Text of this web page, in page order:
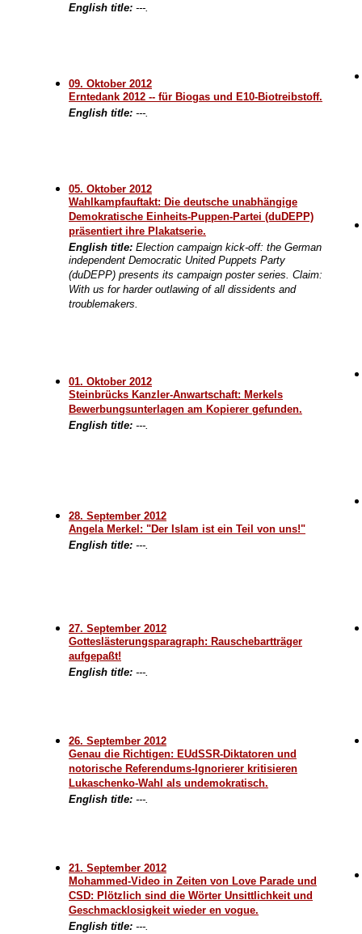
English title: ---.
09. Oktober 2012
Erntedank 2012 -- für Biogas und E10-Biotreibstoff.
English title: ---.
05. Oktober 2012
Wahlkampfauftakt: Die deutsche unabhängige
Demokratische Einheits-Puppen-Partei (duDEPP)
präsentiert ihre Plakatserie.
English title: Election campaign kick-off: the German
independent Democratic United Puppets Party
(duDEPP) presents its campaign poster series. Claim:
With us for harder outlawing of all dissidents and
troublemakers.
01. Oktober 2012
Steinbrücks Kanzler-Anwartschaft: Merkels
Bewerbungsunterlagen am Kopierer gefunden.
English title: ---.
28. September 2012
Angela Merkel: "Der Islam ist ein Teil von uns!"
English title: ---.
27. September 2012
Gotteslästerungsparagraph: Rauschebartträger
aufgepaßt!
English title: ---.
26. September 2012
Genau die Richtigen: EUdSSR-Diktatoren und
notorische Referendums-Ignorierer kritisieren
Lukaschenko-Wahl als undemokratisch.
English title: ---.
21. September 2012
Mohammed-Video in Zeiten von Love Parade und
CSD: Plötzlich sind die Wörter Unsittlichkeit und
Geschmacklosigkeit wieder en vogue.
English title: ---.